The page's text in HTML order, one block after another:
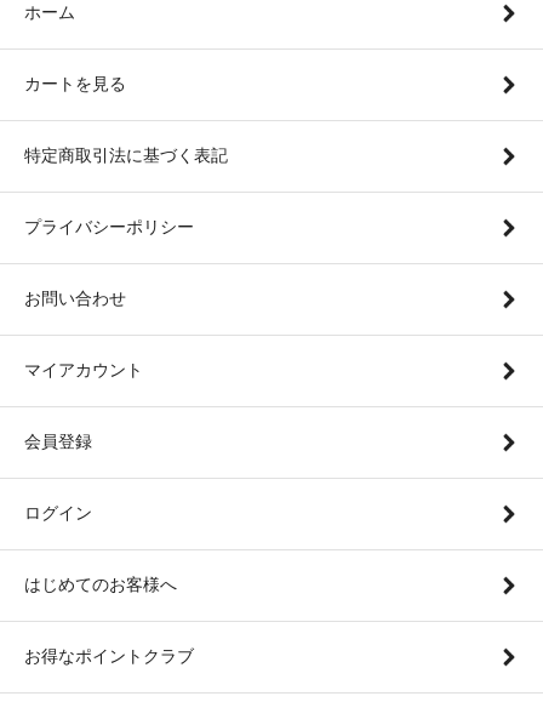
ホーム
カートを見る
特定商取引法に基づく表記
プライバシーポリシー
お問い合わせ
マイアカウント
会員登録
ログイン
はじめてのお客様へ
お得なポイントクラブ